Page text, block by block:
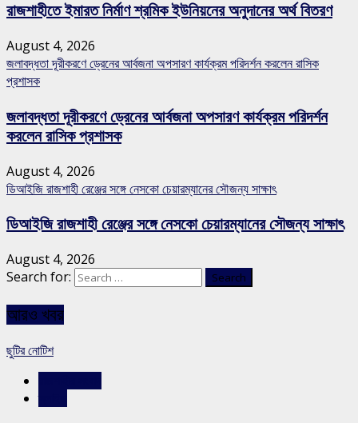
রাজশাহীতে ইমারত নির্মাণ শ্রমিক ইউনিয়নের অনুদানের অর্থ বিতরণ
August 4, 2026
জলাবদ্ধতা দূরীকরণে ড্রেনের আর্বজনা অপসারণ কার্যক্রম পরিদর্শন করলেন রাসিক
প্রশাসক
জলাবদ্ধতা দূরীকরণে ড্রেনের আর্বজনা অপসারণ কার্যক্রম পরিদর্শন
করলেন রাসিক প্রশাসক
August 4, 2026
ডিআইজি রাজশাহী রেঞ্জের সঙ্গে নেসকো চেয়ারম্যানের সৌজন্য সাক্ষাৎ
ডিআইজি রাজশাহী রেঞ্জের সঙ্গে নেসকো চেয়ারম্যানের সৌজন্য সাক্ষাৎ
August 4, 2026
Search for:
আরও খবর
ছুটির নোটিশ